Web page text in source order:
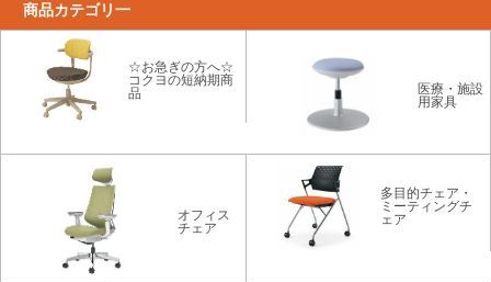
商品カテゴリ一
☆お急ぎの方へ☆
コクヨの短納期商
品
医療・施設
用家具
オフィス
チェア
多目的チェア・
ミーティングチ
ェア